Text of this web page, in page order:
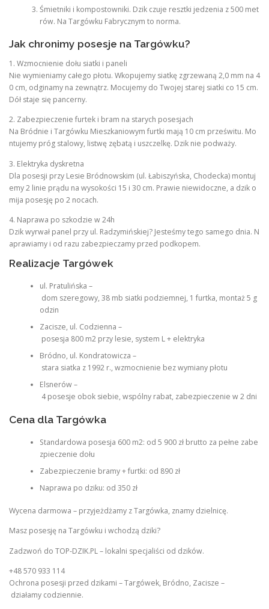
Śmietniki i kompostowniki. Dzik czuje resztki jedzenia z 500 met
rów. Na Targówku Fabrycznym to norma.
Jak chronimy posesje na Targówku?
1. Wzmocnienie dołu siatki i paneli
Nie wymieniamy całego płotu. Wkopujemy siatkę zgrzewaną 2,0 mm na 4
0 cm, odginamy na zewnątrz. Mocujemy do Twojej starej siatki co 15 cm.
Dół staje się pancerny.
2. Zabezpieczenie furtek i bram na starych posesjach
Na Bródnie i Targówku Mieszkaniowym furtki mają 10 cm prześwitu. Mo
ntujemy próg stalowy, listwę zębatą i uszczelkę. Dzik nie podważy.
3. Elektryka dyskretna
Dla posesji przy Lesie Bródnowskim (ul. Łabiszyńska, Chodecka) montuj
emy 2 linie prądu na wysokości 15 i 30 cm. Prawie niewidoczne, a dzik o
mija posesję po 2 nocach.
4. Naprawa po szkodzie w 24h
Dzik wyrwał panel przy ul. Radzymińskiej? Jesteśmy tego samego dnia. N
aprawiamy i od razu zabezpieczamy przed podkopem.
Realizacje Targówek
ul. Pratulińska –
dom szeregowy, 38 mb siatki podziemnej, 1 furtka, montaż 5 g
odzin
Zacisze, ul. Codzienna –
posesja 800 m2 przy lesie, system L + elektryka
Bródno, ul. Kondratowicza –
stara siatka z 1992 r., wzmocnienie bez wymiany płotu
Elsnerów –
4 posesje obok siebie, wspólny rabat, zabezpieczenie w 2 dni
Cena dla Targówka
Standardowa posesja 600 m2: od 5 900 zł brutto za pełne zabe
zpieczenie dołu
Zabezpieczenie bramy + furtki: od 890 zł
Naprawa po dziku: od 350 zł
Wycena darmowa – przyjeżdżamy z Targówka, znamy dzielnicę.
Masz posesję na Targówku i wchodzą dziki?
Zadzwoń do TOP-DZIK.PL – lokalni specjaliści od dzików.
+48 570 933 114
Ochrona posesji przed dzikami – Targówek, Bródno, Zacisze –
działamy codziennie.